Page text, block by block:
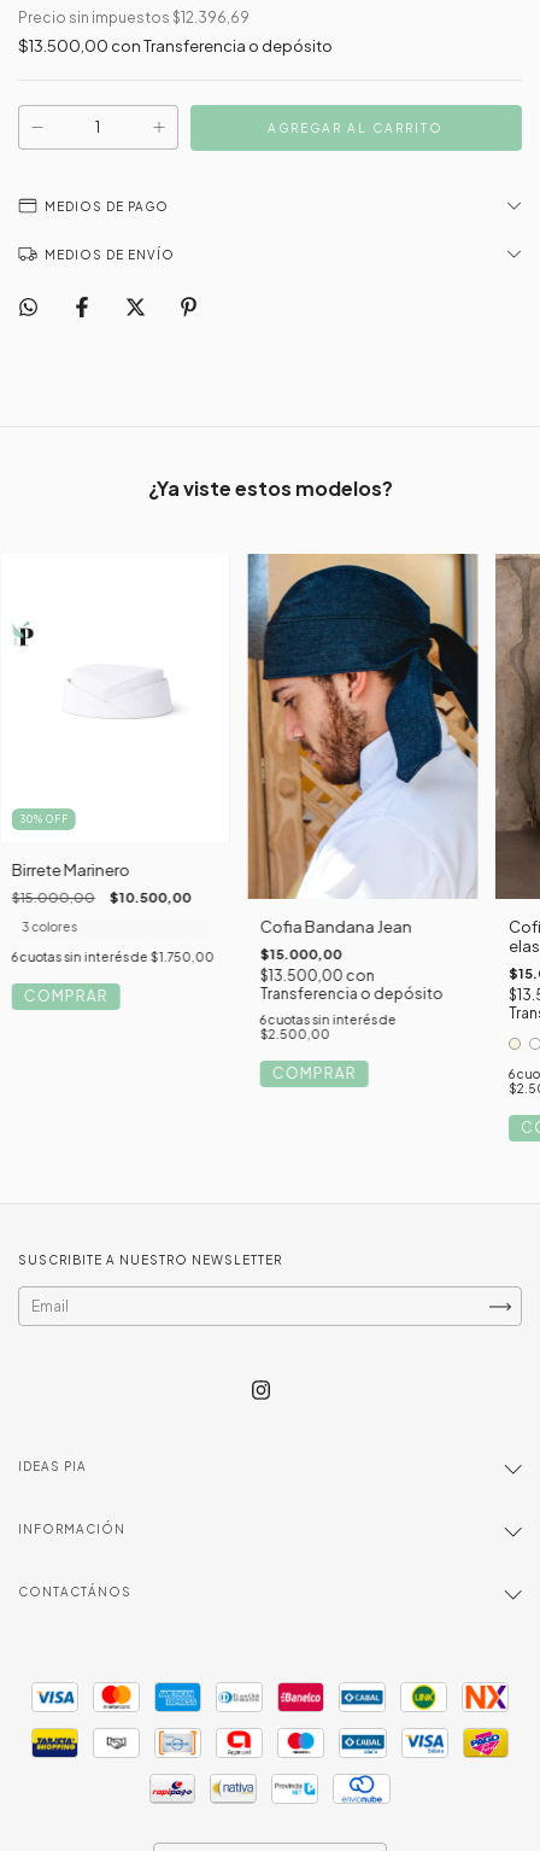
Precio sin impuestos $12.396,69
$13.500,00 conTransferencia o depósito
MEDIOS DE PAGO
MEDIOS DE ENVÍO
¿Ya viste estos modelos?
30% OFF
Birrete Marinero
$15.000,00 $10.500,00
3 colores
6cuotas sin interés de $1.750,00
COMPRAR
Cofia Bandana Jean
$15.000,00
$13.500,00 con
Transferencia o depósito
6cuotas sin interés de
$2.500,00
COMPRAR 6
SUSCRIBITE A NUESTRO NEWSLETTER
IDEAS PIA
INFORMACIÓN
CONTACTÁNOS